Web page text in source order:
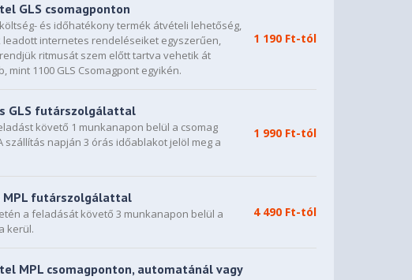
GLS csomagponton
és időhatékony termék átvételi lehetőség,
internetes rendeléseiket egyszerűen,
ritmusát szem előtt tartva vehetik át
mint 1100 GLS Csomagpont egyikén.
1 190 Ft-tól
GLS futárszolgálattal
követő 1 munkanapon belül a csomag
szállítás napján 3 órás időablakot jelöl meg a
1 990 Ft-tól
MPL futárszolgálattal
a feladását követő 3 munkanapon belül a
kerül.
4 490 Ft-tól
MPL csomagponton, automatánál vagy